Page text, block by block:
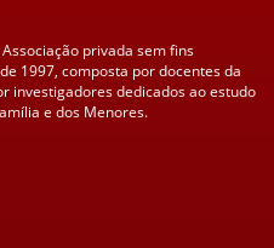
privada sem fins
1997, composta por docentes da
investigadores dedicados ao estudo
e dos Menores.